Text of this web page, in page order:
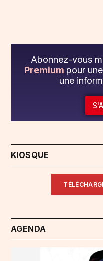
Abonnez-vous
Premium pour
une
KIOSQUE
AGENDA